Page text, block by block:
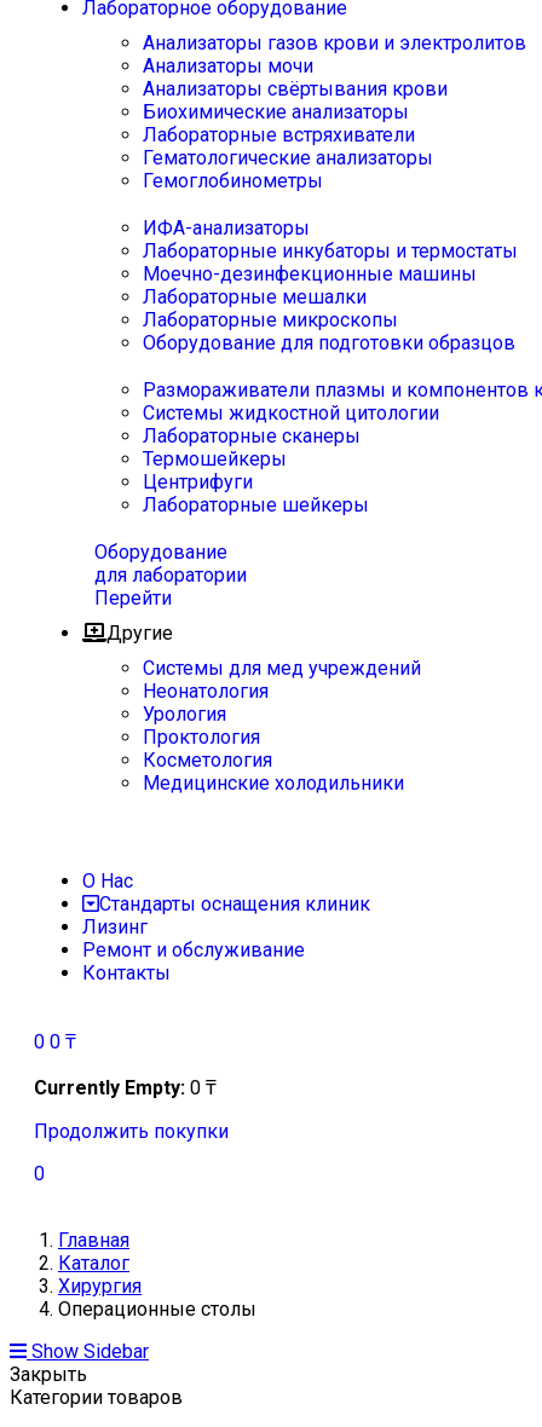
Лабораторное оборудование
Анализаторы газов крови и электролитов
Анализаторы мочи
Анализаторы свёртывания крови
Биохимические анализаторы
Лабораторные встряхиватели
Гематологические анализаторы
Гемоглобинометры
ИФА-анализаторы
Лабораторные инкубаторы и термостаты
Моечно-дезинфекционные машины
Лабораторные мешалки
Лабораторные микроскопы
Оборудование для подготовки образцов
Размораживатели плазмы и компонентов
Системы жидкостной цитологии
Лабораторные сканеры
Термошейкеры
Центрифуги
Лабораторные шейкеры
Оборудование
для лаборатории
Перейти
Другие
Системы для мед учреждений
Неонатология
Урология
Проктология
Косметология
Медицинские холодильники
О Нас
Стандарты оснащения клиник
Лизинг
Ремонт и обслуживание
Контакты
0 0 ₸
Currently Empty: 0 ₸
Продолжить покупки
0
Главная
Каталог
Хирургия
Операционные столы
Show Sidebar
Закрыть
Категории товаров